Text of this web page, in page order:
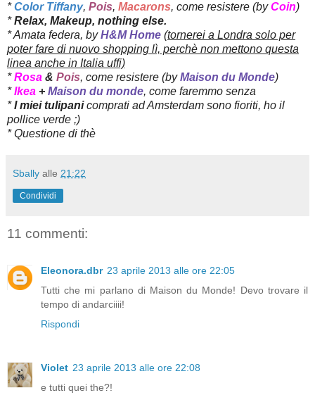
*Color Tiffany, Pois, Macarons, come resistere (byCoin)
*Relax, Makeup, nothing else.
* Amata federa, byH&M Home (tornerei a Londra solo per
poter fare di nuovo shopping lì, perchè non mettono questa
linea anche in Italia uffi)
*Rosa & Pois, come resistere (byMaison du Monde)
*Ikea + Maison du monde, come faremmo senza
*I miei tulipanicomprati ad Amsterdam sono fioriti, ho il
pollice verde ;)
* Questione di thè
Sbally alle 21:22
Condividi
11 commenti:
Eleonora.dbr 23 aprile 2013 alle ore 22:05
Tutti che mi parlano di Maison du Monde! Devo trovare il
tempo di andarciiii!
Rispondi
Violet 23 aprile 2013 alle ore 22:08
e tutti quei the?!